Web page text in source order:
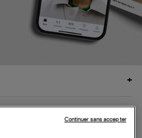
Continuer sans accepter